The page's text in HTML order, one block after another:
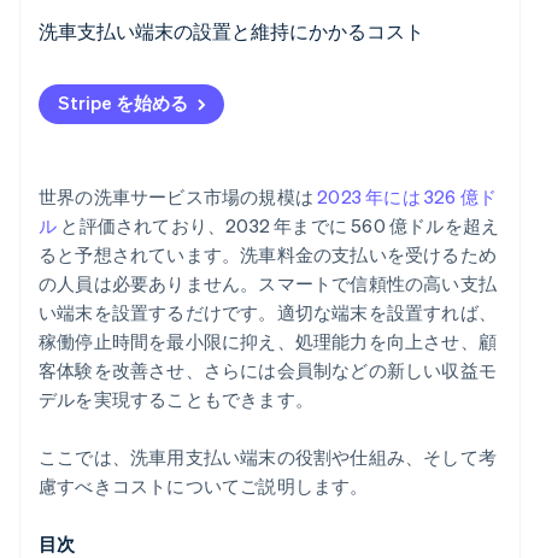
こちらをご覧ください
多機能型の支払いキオスク端末
POS 統合型端末
セルフ式洗車場のキオスク端末
設定
メンテナンス
洗車支払い端末の設置と維持にかかるコスト
ハードウェア
インストールとセットアップ
決済処理手数料
メンテナンスと消耗品の補充
ダウンタイム (稼働停止時間) のコスト
Stripe を始める
世界の洗車サービス市場の規模は2023 年には 326 億ド
ル と評価されており、2032 年までに 560 億ドルを超え
ると予想されています。洗車料金の支払いを受けるため
の人員は必要ありません。スマートで信頼性の高い支払
い端末を設置するだけです。適切な端末を設置すれば、
稼働停止時間を最小限に抑え、処理能力を向上させ、顧
客体験を改善させ、さらには会員制などの新しい収益モ
デルを実現することもできます。
ここでは、洗車用支払い端末の役割や仕組み、そして考
慮すべきコストについてご説明します。
目次